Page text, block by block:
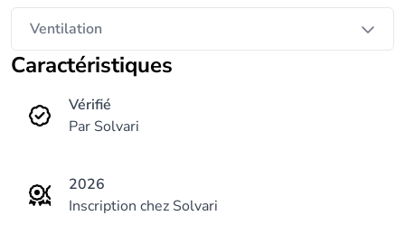
Ventilation
Caractéristiques
Vérifié
Par Solvari
2026
Inscription chez Solvari